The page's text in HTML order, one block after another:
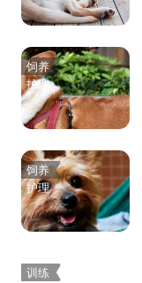
饲养
护理
饲养
护理
训练